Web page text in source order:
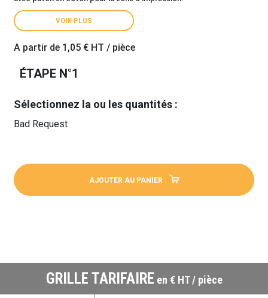
VOIR PLUS
A partir de 1,05 € HT / pièce
ÉTAPE N°1
Sélectionnez la ou les quantités :
Bad Request
AJOUTER AU PANIER
GRILLE TARIFAIRE en € HT / pièce